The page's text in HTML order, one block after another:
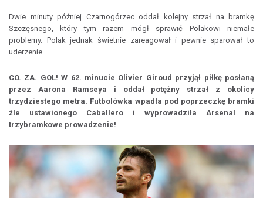
Dwie minuty później Czarnogórzec oddał kolejny strzał na bramkę
Szczęsnego, który tym razem mógł sprawić Polakowi niemałe
problemy. Polak jednak świetnie zareagował i pewnie sparował to
uderzenie.
CO. ZA. GOL! W 62. minucie Olivier Giroud przyjął piłkę posłaną
przez Aarona Ramseya i oddał potężny strzał z okolicy
trzydziestego metra. Futbolówka wpadła pod poprzeczkę bramki
źle ustawionego Caballero i wyprowadziła Arsenal na
trzybramkowe prowadzenie!